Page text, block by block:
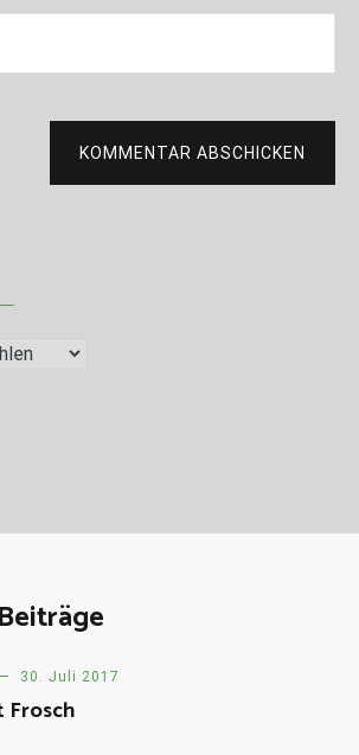
KOMMENTAR ABSCHICKEN
30. Juli 2017
Frosch